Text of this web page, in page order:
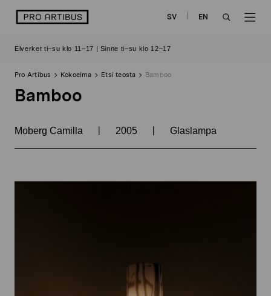
sisältöön
logo SV
EN
Elverket ti–su klo 11–17 | Sinne ti–su klo 12–17
Pro Artibus Kokoelma Etsi teosta Bamboo
Bamboo
Moberg Camilla | 2005 | Glaslampa